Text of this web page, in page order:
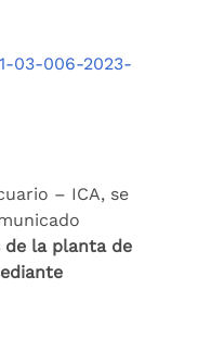
03-006-2023-
– ICA, se
de la planta de